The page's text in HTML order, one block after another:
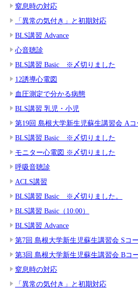
窒息時の対応
「異常の気付き」と初期対応
BLS講習 Advance
心音聴診
BLS講習 Basic ※〆切りました
12誘導心電図
血圧測定で分かる病態
BLS講習 乳児・小児
第19回 島根大学新生児蘇生講習会 A
BLS講習 Basic ※〆切りました
モニター心電図 ※〆切りました
呼吸音聴診
ACLS講習
BLS講習 Basic ※〆切りました。
BLS講習 Basic（10:00）
BLS講習 Advance
第7回 島根大学新生児蘇生講習会 Sコ
第3回 島根大学新生児蘇生講習会 Bコ
窒息時の対応
「異常の気付き」と初期対応